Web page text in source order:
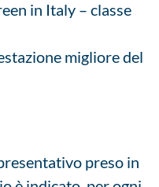
in Italy – classe
migliore del
preso in